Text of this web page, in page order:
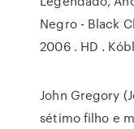
Negro - Black
2006 . HD .
John Gregory
sétimo filho e